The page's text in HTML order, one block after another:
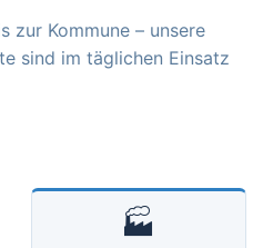
zur Kommune – unsere
sind im täglichen Einsatz
🏭